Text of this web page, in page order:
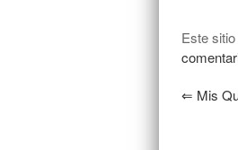
Este
⇐ Mis